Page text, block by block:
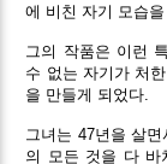
에 비친 자기 모습
그의 작품은 이런
수 없는 자기가 처
을 만들게 되었다.
그녀는 47년을 살
의 모든 것을 다 바